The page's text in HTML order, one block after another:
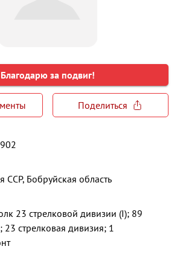
Благодарю за подвиг!
Поделиться
ССР, Бобруйская область
23 стрелковой дивизии (I); 89
23 стрелковая дивизия; 1